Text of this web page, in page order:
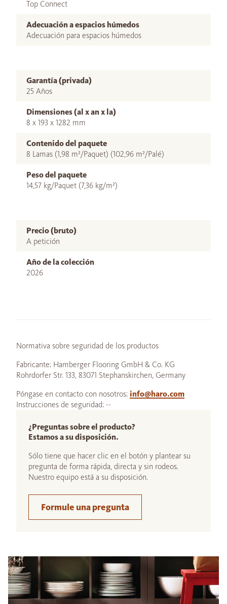
Top Connect
Adecuación a espacios húmedos
Adecuación para espacios húmedos
Garantía (privada)
25 Años
Dimensiones (al x an x la)
8 x 193 x 1282 mm
Contenido del paquete
8 Lamas (1,98 m²/Paquet) (102,96 m²/Palé)
Peso del paquete
14,57 kg/Paquet (7,36 kg/m²)
Precio (bruto)
A petición
Año de la colección
2026
Normativa sobre seguridad de los productos
Fabricante: Hamberger Flooring GmbH & Co. KG
Rohrdorfer Str. 133, 83071 Stephanskirchen, Germany
Póngase en contacto con nosotros: info@haro.com
Instrucciones de seguridad: --
¿Preguntas sobre el producto?
Estamos a su disposición.
Sólo tiene que hacer clic en el botón y plantear su
pregunta de forma rápida, directa y sin rodeos.
Nuestro equipo está a su disposición.
Formule una pregunta